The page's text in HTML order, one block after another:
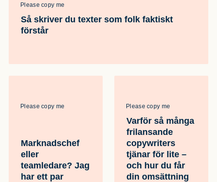
Please copy me
Så skriver du texter som folk faktiskt
förstår
Please copy me
Marknadschef
eller
teamledare? Jag
har ett par
Please copy me
Varför så många
frilansande
copywriters
tjänar för lite –
och hur du får
din omsättning